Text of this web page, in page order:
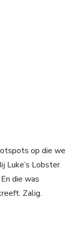
op die we
Luke’s Lobster
En die was
Zalig.